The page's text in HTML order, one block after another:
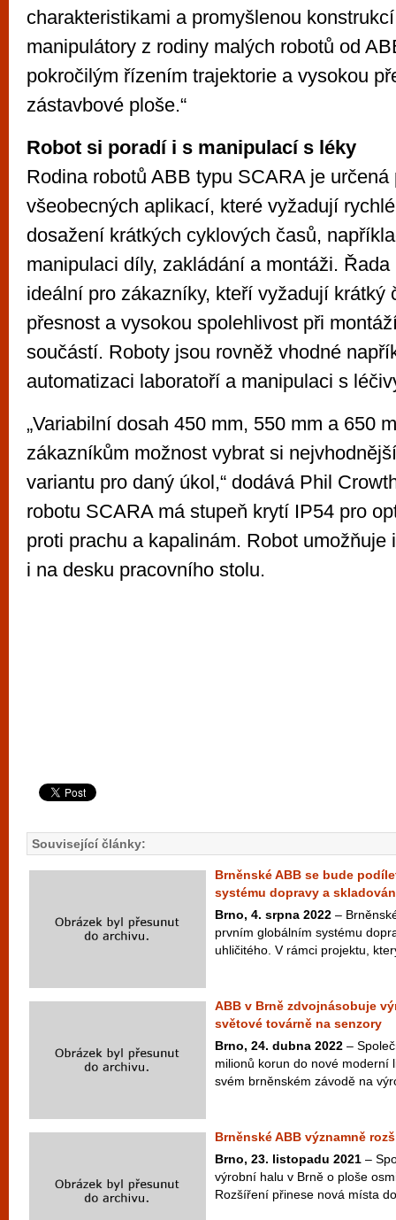
charakteristikami a promyšlenou
manipulátory z rodiny malých robotů od
pokročilým řízením trajektorie a vysokou
zástavbové ploše.“
Robot si poradí i s manipulací s léky
Rodina robotů ABB typu SCARA je určená
všeobecných aplikací, které vyžadují
dosažení krátkých cyklových časů,
manipulaci díly, zakládání a montáži.
ideální pro zákazníky, kteří vyžadují krátký
přesnost a vysokou spolehlivost při
součástí. Roboty jsou rovněž vhodné
automatizaci laboratoří a manipulaci s
„Variabilní dosah 450 mm, 550 mm a 650
zákazníkům možnost vybrat si
variantu pro daný úkol,“ dodává Phil
robotu SCARA má stupeň krytí IP54 pro
proti prachu a kapalinám. Robot umožňuje
i na desku pracovního stolu.
Související články:
Brněnské ABB se bude
systému dopravy a
Brno, 4. srpna 2022 –
prvním globálním systému
uhličitého. V rámci projektu,
ABB v Brně zdvojnásobuje
světové továrně na senzory
Brno, 24. dubna 2022 –
milionů korun do nové moderní
svém brněnském závodě na
Brněnské ABB významně
Brno, 23. listopadu 2021 –
výrobní halu v Brně o ploše
Rozšíření přinese nová místa